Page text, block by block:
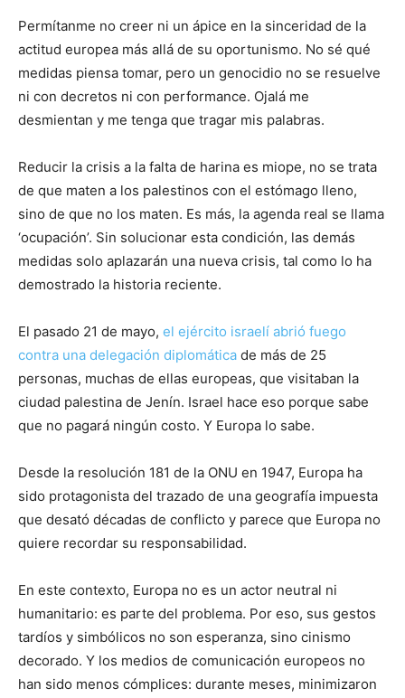
Permítanme no creer ni un ápice en la sinceridad de la
actitud europea más allá de su oportunismo. No sé qué
medidas piensa tomar, pero un genocidio no se resuelve
ni con decretos ni con performance. Ojalá me
desmientan y me tenga que tragar mis palabras.
Reducir la crisis a la falta de harina es miope, no se trata
de que maten a los palestinos con el estómago lleno,
sino de que no los maten. Es más, la agenda real se llama
‘ocupación’. Sin solucionar esta condición, las demás
medidas solo aplazarán una nueva crisis, tal como lo ha
demostrado la historia reciente.
El pasado 21 de mayo, el ejército israelí abrió fuego
contra una delegación diplomática de más de 25
personas, muchas de ellas europeas, que visitaban la
ciudad palestina de Jenín. Israel hace eso porque sabe
que no pagará ningún costo. Y Europa lo sabe.
Desde la resolución 181 de la ONU en 1947, Europa ha
sido protagonista del trazado de una geografía impuesta
que desató décadas de conflicto y parece que Europa no
quiere recordar su responsabilidad.
En este contexto, Europa no es un actor neutral ni
humanitario: es parte del problema. Por eso, sus gestos
tardíos y simbólicos no son esperanza, sino cinismo
decorado. Y los medios de comunicación europeos no
han sido menos cómplices: durante meses, minimizaron